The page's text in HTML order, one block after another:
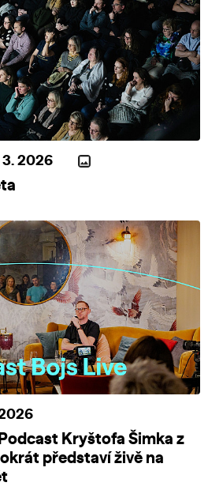
3. 2026
Kryštofa Šimka z
představí živě na